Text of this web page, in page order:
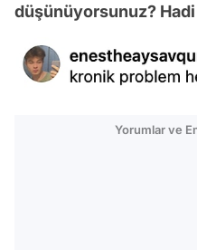
düşünüyorsunuz?
Yorumlar ve